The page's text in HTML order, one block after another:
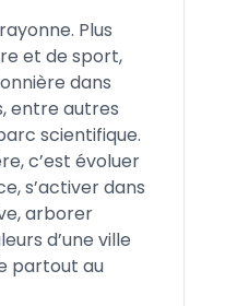
Plus
et de sport,
dans
entre autres
scientifique.
c’est évoluer
s’activer dans
arborer
d’une ville
partout au